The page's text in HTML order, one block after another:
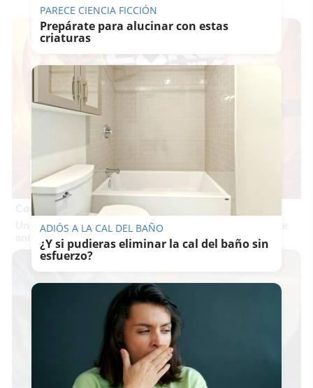
Corepunk MMORPG
Un verdadero MMORPG de la vieja escuela ¡Cómo los de
antes, pero mejor!
PARECE CIENCIA FICCIÓN
Prepárate para alucinar con estas
criaturas
ADIÓS A LA CAL DEL BAÑO
¿Y si pudieras eliminar la cal del baño sin
esfuerzo?